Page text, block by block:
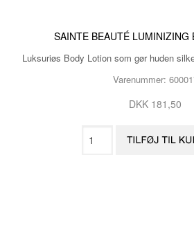
SAINTE BEAUTÉ LUMINIZING
Luksuriøs Body Lotion som gør huden
Varenummer:
DKK 181,50